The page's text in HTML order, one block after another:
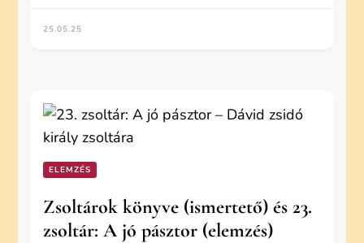
25.05.25
ELEMZÉS
Zsoltárok könyve (ismertető) és 23.
zsoltár: A jó pásztor (elemzés)